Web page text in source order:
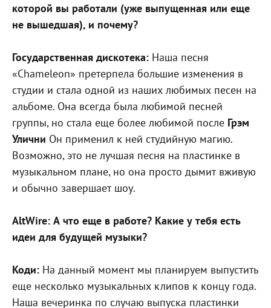
которой вы работали (уже выпущенная или еще
не вышедшая), и почему?
Государственная дискотека: Наша песня
«Chameleon» претерпела большие изменения в
студии и стала одной из наших любимых песен на
альбоме. Она всегда была любимой песней
группы, но стала еще более любимой после Грэм
Улични Он применил к ней студийную магию.
Возможно, это не лучшая песня на пластинке в
музыкальном плане, но она просто дымит вживую
и обычно завершает шоу.
AltWire: А что еще в работе? Какие у тебя есть
идеи для будущей музыки?
Коди: На данный момент мы планируем выпустить
еще несколько музыкальных клипов к концу года.
Наша вечеринка по случаю выпуска пластинки